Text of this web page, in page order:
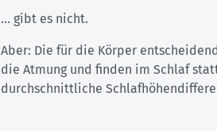
… gibt es nicht.
Aber: Die für die Körper
die Atmung und finden im Schlaf
durchschnittliche